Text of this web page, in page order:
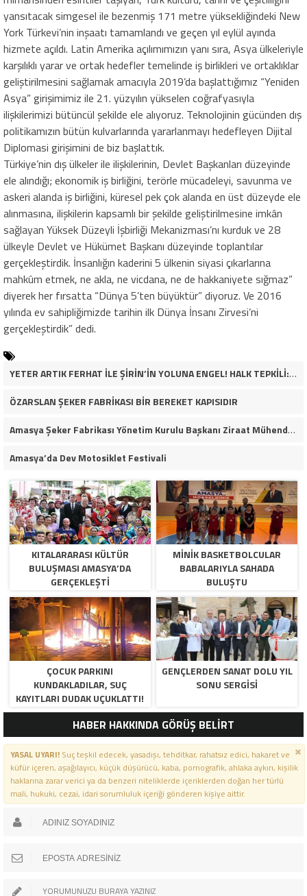
yansıtacak simgesel ile bezenmiş 171 metre yüksekliğindeki New
York Türkevi’nin inşaatı tamamlandı ve geçen yıl eylül ayında
hizmete açıldı. Latin Amerika açılımımızın yanı sıra, Asya ülkeleriyle
karşılıklı yarar ve ortak hedefler temelinde iş birlikleri ve ortaklıklar
geliştirilmesini sağlamak amacıyla 2019’da başlattığımız “Yeniden
Asya” girişimimiz ile 21. yüzyılın yükselen coğrafyasıyla
ilişkilerimizi bütüncül şekilde ele alıyoruz. Teknolojinin gücünden dış
politikamızın bütün kulvarlarında yararlanmayı hedefleyen Dijital
Diplomasi girişimini de biz başlattık.
Türkiye’nin dış ülkeler ile ilişkilerinin, Devlet Başkanları düzeyinde
ele alındığı; ekonomik iş birliğini, terörle mücadeleyi, savunma ve
askeri alanda iş birliğini, küresel pek çok alanda en üst düzeyde ele
alınmasına, ilişkilerin kapsamlı bir şekilde geliştirilmesine imkân
sağlayan Yüksek Düzeyli İşbirliği Mekanizması’nı kurduk ve 28
ülkeyle Devlet ve Hükümet Başkanı düzeyinde toplantılar
gerçekleştirdik. İnsanlığın kaderini 5 ülkenin siyasi çıkarlarına
mahkûm etmek, ne akla, ne vicdana, ne de hakkaniyete sığmaz”
diyerek her fırsatta “Dünya 5’ten büyüktür” diyoruz. Ve 2016
yılında ev sahipliğimizde tarihin ilk Dünya İnsanı Zirvesi’ni
gerçekleştirdik” dedi.
YETER ARTIK FERHAT İLE ŞİRİN’İN YOLUNA ENGEL! HALK TEPKİLİ: “YOLU KAPATMAK ÇÖZÜM DEĞİL, GÖREVİNİ YAP!”
ÖZARSLAN ŞEKER FABRİKASI BİR BEREKET KAPISIDIR
Amasya Şeker Fabrikası Yönetim Kurulu Başkanı Ziraat Mühendisi Ahmet ÖZARSLAN’ın Mevlid Kandili Mesajı
Amasya’da Dev Motosiklet Festivali
KITALARARASI KÜLTÜR
BULUŞMASI AMASYA’DA
GERÇEKLEŞTI
MINIK BASKETBOLCULAR
BABALARIYLA SAHADA
BULUŞTU
ÇOCUK PARKINI
KUNDAKLADILAR, SUÇ
KAYITLARI DUDAK UÇUKLATTI!
GENÇLERDEN SANAT DOLU YIL
SONU SERGISI
HABER HAKKINDA GÖRÜŞ BELİRT
YASAL UYARI!Suç teşkil edecek, yasadışı, tehditkar, rahatsız edici, hakaret ve
küfür içeren, aşağılayıcı, küçük düşürücü, kaba, pornografik, ahlaka aykırı, kişilik
haklarına zarar verici ya da benzeri niteliklerde içeriklerden doğan her türlü
mali, hukuki, cezai, idari sorumluluk içeriği gönderen kişiye aittir.